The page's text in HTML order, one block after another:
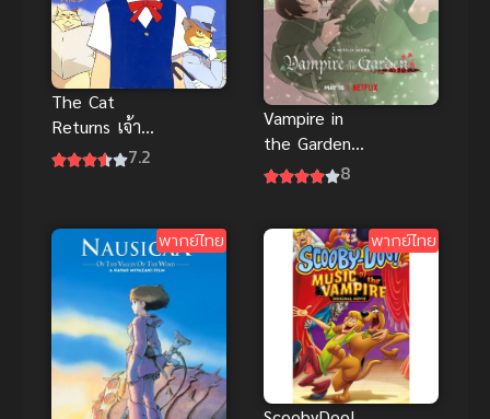
The Cat
Returns เจ้า
แมวยอดนักสืบ
ไทย
7.2
Vampire in
the Garden
แวมไพร์ใน8
พากย์ไทย พากย์ไทย